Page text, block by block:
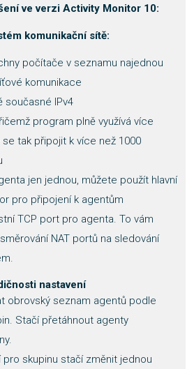
ve verzi Activity Monitor 10:
komunikační sítě:
počítače v seznamu najednou
komunikace
současné IPv4
program plně využívá více
se tak připojit k více než 1000
jen jednou, můžete použít hlavní
pro připojení k agentům
TCP port pro agenta. To vám
NAT portů na sledování
nastavení
obrovský seznam agentů podle
Stačí přetáhnout agenty
pro skupinu stačí změnit jednou